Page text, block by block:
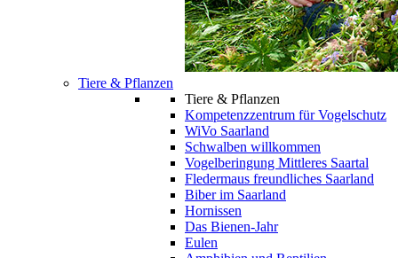
Tiere & Pflanzen
Tiere & Pflanzen
Kompetenzzentrum für Vogelschutz
WiVo Saarland
Schwalben willkommen
Vogelberingung Mittleres Saartal
Fledermaus freundliches Saarland
Biber im Saarland
Hornissen
Das Bienen-Jahr
Eulen